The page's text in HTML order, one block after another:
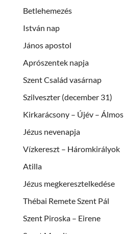
Betlehemezés
István nap
János apostol
Aprószentek napja
Szent Család vasárnap
Szilveszter (december 31)
Kirkarácsony – Újév – Álmos
Jézus nevenapja
Vízkereszt – Háromkirályok
Atilla
Jézus megkeresztelkedése
Thébai Remete Szent Pál
Szent Piroska – Eirene